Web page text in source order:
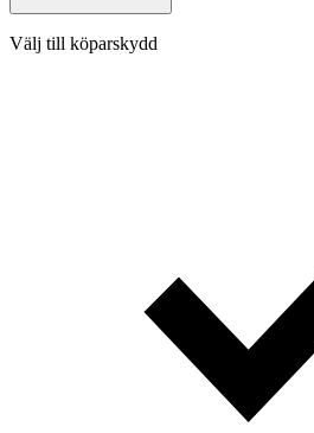
Välj till köparskydd